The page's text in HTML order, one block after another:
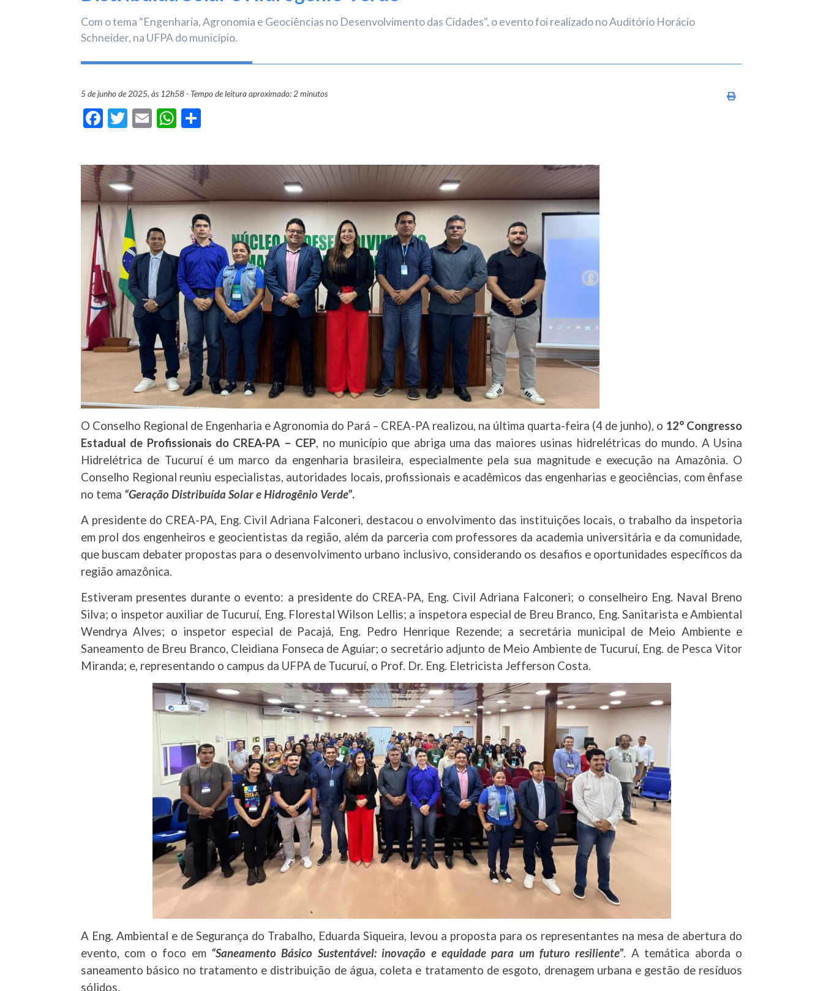
Com o tema "Engenharia, Agronomia e Geociências no Desenvolvimento das Cidades", o evento foi realizado no Auditório Horácio
Schneider, na UFPA do município.
Imprimir conteúdo
5 de junho de 2025, às 12h58 - Tempo de leitura aproximado: 2 minutos
Facebook
Twitter
EmailWhatsApp
O Conselho Regional de Engenharia e Agronomia do Pará – CREA-PA realizou, na última quarta-feira (4 de junho), o 12° Congresso
Estadual de Profissionais do CREA-PA – CEP, no município que abriga uma das maiores usinas hidrelétricas do mundo. A Usina
Hidrelétrica de Tucuruí é um marco da engenharia brasileira, especialmente pela sua magnitude e execução na Amazônia. O
Conselho Regional reuniu especialistas, autoridades locais, profissionais e acadêmicos das engenharias e geociências, com ênfase
no tema “Geração Distribuída Solar e Hidrogênio Verde”.
A presidente do CREA-PA, Eng. Civil Adriana Falconeri, destacou o envolvimento das instituições locais, o trabalho da inspetoria
em prol dos engenheiros e geocientistas da região, além da parceria com professores da academia universitária e da comunidade,
que buscam debater propostas para o desenvolvimento urbano inclusivo, considerando os desafios e oportunidades específicos da
região amazônica.
Estiveram presentes durante o evento: a presidente do CREA-PA, Eng. Civil Adriana Falconeri; o conselheiro Eng. Naval Breno
Silva; o inspetor auxiliar de Tucuruí, Eng. Florestal Wilson Lellis; a inspetora especial de Breu Branco, Eng. Sanitarista e Ambiental
Wendrya Alves; o inspetor especial de Pacajá, Eng. Pedro Henrique Rezende; a secretária municipal de Meio Ambiente e
Saneamento de Breu Branco, Cleidiana Fonseca de Aguiar; o secretário adjunto de Meio Ambiente de Tucuruí, Eng. de Pesca Vitor
Miranda; e, representando o campus da UFPA de Tucuruí, o Prof. Dr. Eng. Eletricista Jefferson Costa.
A Eng. Ambiental e de Segurança do Trabalho, Eduarda Siqueira, levou a proposta para os representantes na mesa de abertura do
evento, com o foco em “Saneamento Básico Sustentável: inovação e equidade para um futuro resiliente”. A temática aborda o
saneamento básico no tratamento e distribuição de água, coleta e tratamento de esgoto, drenagem urbana e gestão de resíduos
sólidos.